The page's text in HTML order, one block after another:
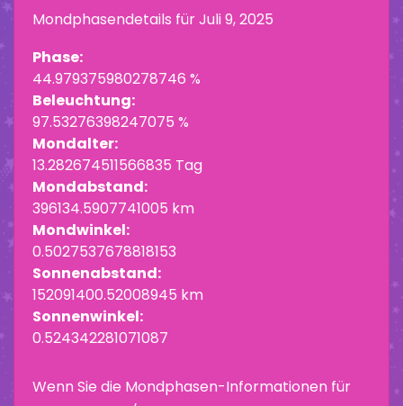
Mondphasendetails fürJuli 9, 2025
Phase:
44.979375980278746 %
Beleuchtung:
97.53276398247075 %
Mondalter:
13.282674511566835 Tag
Mondabstand:
396134.5907741005 km
Mondwinkel:
0.5027537678818153
Sonnenabstand:
152091400.52008945 km
Sonnenwinkel:
0.524342281071087
Wenn Sie die Mondphasen-Informationen für